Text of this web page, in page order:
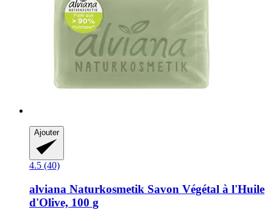
Ajouter
4.5 (40)
alviana Naturkosmetik Savon Végétal à l'Huile
d'Olive, 100 g